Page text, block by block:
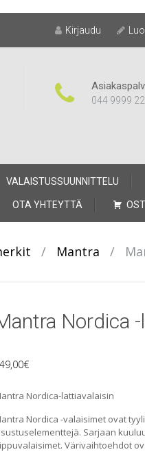
Kirjaudu
044 9999
VALAISTUSSUUNNITTELU
OTA YHTEYTTÄ
/ Mantra /
Nordica
€
Nordica-lattiavalaisin
Nordica -valaisimet ovat
Sarjaan
Värivaihtoehdot